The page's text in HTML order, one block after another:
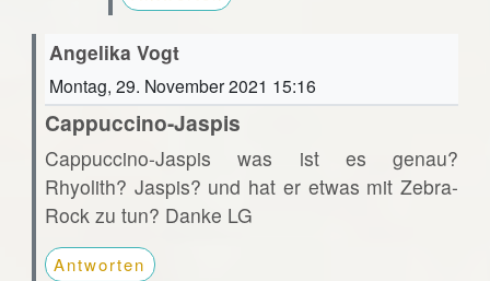
Angelika Vogt
Montag, 29. November 2021 15:16
Cappuccino-Jaspis
Cappuccino-Jaspis was ist es genau?
Rhyolith? Jaspis? und hat er etwas mit Zebra-
Rock zu tun? Danke LG
Antworten